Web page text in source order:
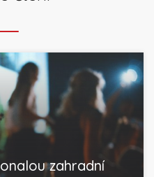
zahradní